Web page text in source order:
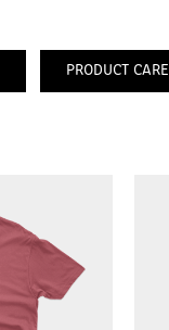
PRODUCT CARE